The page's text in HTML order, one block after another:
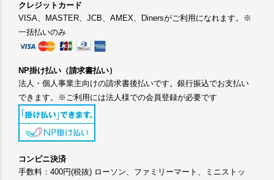
クレジットカード
VISA、MASTER、JCB、AMEX、Dinersがご利用になれます。※
一括払いのみ
NP掛け払い（請求書払い）
法人・個人事業主向けの請求書後払いです。銀行振込でお支払い
できます。※ご利用には法人様での会員登録が必要です
コンビニ決済
手数料：400円(税抜) ローソン、ファミリーマート、ミニストッ